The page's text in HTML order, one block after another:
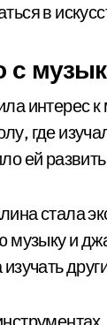
в
с
интерес
где
ей
стала
музыку и